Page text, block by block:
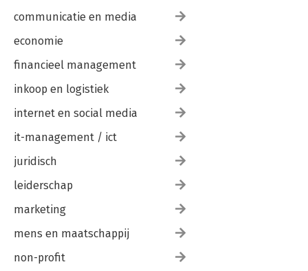
communicatie en media
economie
financieel management
inkoop en logistiek
internet en social media
it-management / ict
juridisch
leiderschap
marketing
mens en maatschappij
non-profit